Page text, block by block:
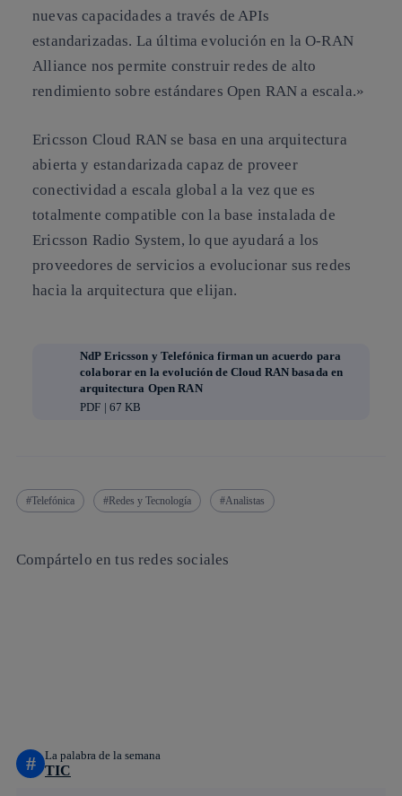
nuevas capacidades a través de APIs
estandarizadas. La última evolución en la O-RAN
Alliance nos permite construir redes de alto
rendimiento sobre estándares Open RAN a escala.»
Ericsson Cloud RAN se basa en una arquitectura
abierta y estandarizada capaz de proveer
conectividad a escala global a la vez que es
totalmente compatible con la base instalada de
Ericsson Radio System, lo que ayudará a los
proveedores de servicios a evolucionar sus redes
hacia la arquitectura que elijan.
NdP Ericsson y Telefónica firman un acuerdo para
colaborar en la evolución de Cloud RAN basada en
arquitectura Open RAN
PDF | 67 KB
Telefónica Redes y Tecnología Analistas
Compártelo en tus redes sociales
# La palabra de la semana
TIC